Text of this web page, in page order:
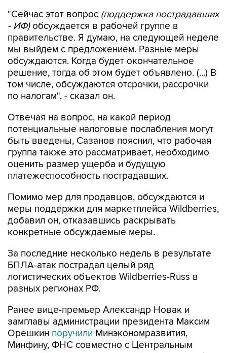
"Сейчас этот вопрос (поддержка пострадавших
- ИФ)обсуждается в рабочей группе в
правительстве. Я думаю, на следующей неделе
мы выйдем с предложением. Разные меры
обсуждаются. Когда будет окончательное
решение, тогда об этом будет объявлено. (...) В
том числе, обсуждаются отсрочки, рассрочки
по налогам", - сказал он.
Отвечая на вопрос, на какой период
потенциальные налоговые послабления могут
быть введены, Сазанов пояснил, что рабочая
группа также это рассматривает, необходимо
оценить размер ущерба и будущую
платежеспособность пострадавших.
Помимо мер для продавцов, обсуждаются и
меры поддержки для маркетплейса Wildberries,
добавил он, отказавшись раскрывать
конкретные обсуждаемые меры.
За последние несколько недель в результате
БПЛА-атак пострадал целый ряд
логистических объектов Wildberries-Russ в
разных регионах РФ.
Ранее вице-премьер Александр Новак и
замглавы администрации президента Максим
Орешкин поручили Минэкономразвития,
Минфину, ФНС совместно с Центральным